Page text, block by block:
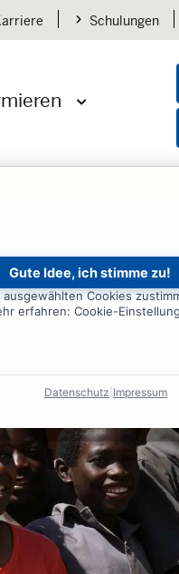
Gute Idee, ich stimme zu!
ausgewählten Cookies
erfahren: Cookie-
Datenschutz Impressum
Schulungen